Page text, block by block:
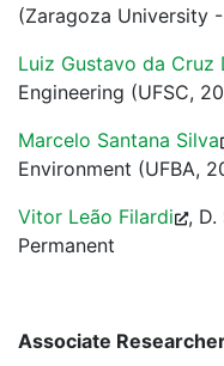
(Zaragoza University
Luiz Gustavo da Cruz
Engineering (UFSC,
Marcelo Santana Silva
Environment (UFBA,
Vitor Leão Filardi
, D.
Permanent
Associate